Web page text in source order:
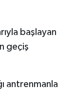
başlayan
geçiş
antrenmanla